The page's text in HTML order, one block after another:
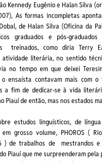
Kennedy Eugênio e Halan Silva
As formas incompletas
de Halan Silva (Oficina da
graduados e pós-
treinados, como diria Terry
literária, no sentido
no tempo em que deixei
ensaísta contavam mais com
a fim de dedicar-se à vida
Piauí de então, mas nos estados
estudos linguísticos, de
grosso volume, PHOROS (
) de trabalhos de mestrandos e
Piauí que me surpreenderam